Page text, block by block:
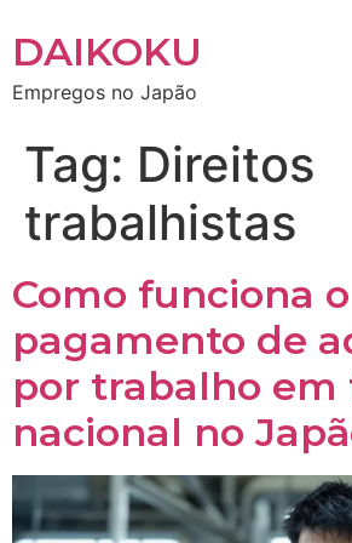
DAIKOKU
Empregos no Japão
Tag: Direitos
trabalhistas
Como funciona o
pagamento de
por trabalho em
nacional no